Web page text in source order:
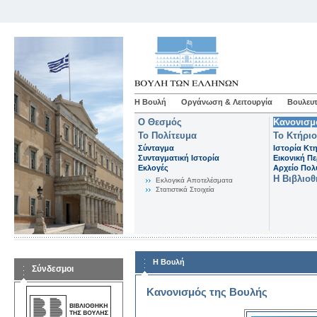
Η Βουλή Οργάνωση & Λειτουργία
Ο Θεσμός
Το Πολίτευμα
Σύνταγμα
Συνταγματική Ιστορία
Εκλογές
Eκλογικά Aποτελέσματα
Στατιστικά Στοιχεία
Το Κτήριο
Ιστορία
Εικονική
Αρχείο
Η
Σύνδεσμοι
Η Βουλή
Κανονισμός της Βουλής